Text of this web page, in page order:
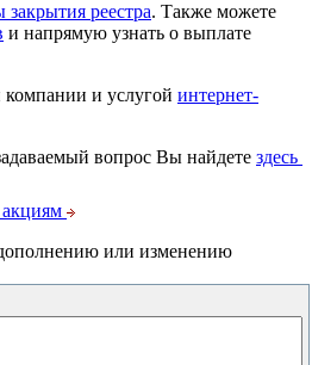
реестра. Также можете
и напрямую узнать о выплате
и услугой интернет-
вопрос Вы найдете здесь
или изменению